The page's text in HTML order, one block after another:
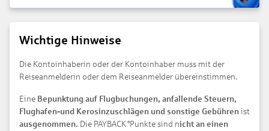
Wichtige Hinweise
Die Kontoinhaberin oder der Kontoinhaber muss mit der
Reiseanmelderin oder dem Reiseanmelder übereinstimmen.
Eine Bepunktung auf Flugbuchungen, anfallende Steuern,
Flughafen-und Kerosinzuschlägen und sonstige Gebühren ist
ausgenommen. Die PAYBACK °Punkte sind nicht an einen